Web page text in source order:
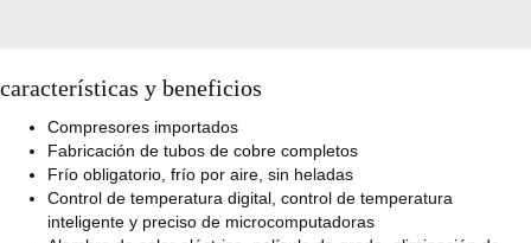
características y beneficios
Compresores importados
Fabricación de tubos de cobre completos
Frío obligatorio, frío por aire, sin heladas
Control de temperatura digital, control de temperatura
inteligente y preciso de microcomputadoras